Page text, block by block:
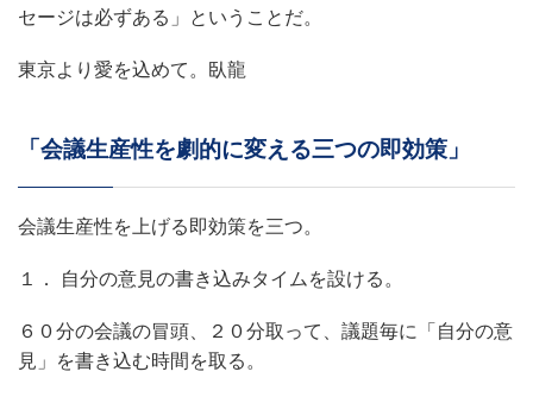
セージは必ずある」ということだ。
東京より愛を込めて。臥龍
「会議生産性を劇的に変える三つの即効策」
会議生産性を上げる即効策を三つ。
１． 自分の意見の書き込みタイムを設ける。
６０分の会議の冒頭、２０分取って、議題毎に「自分の意
見」を書き込む時間を取る。